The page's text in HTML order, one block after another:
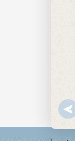
undefined